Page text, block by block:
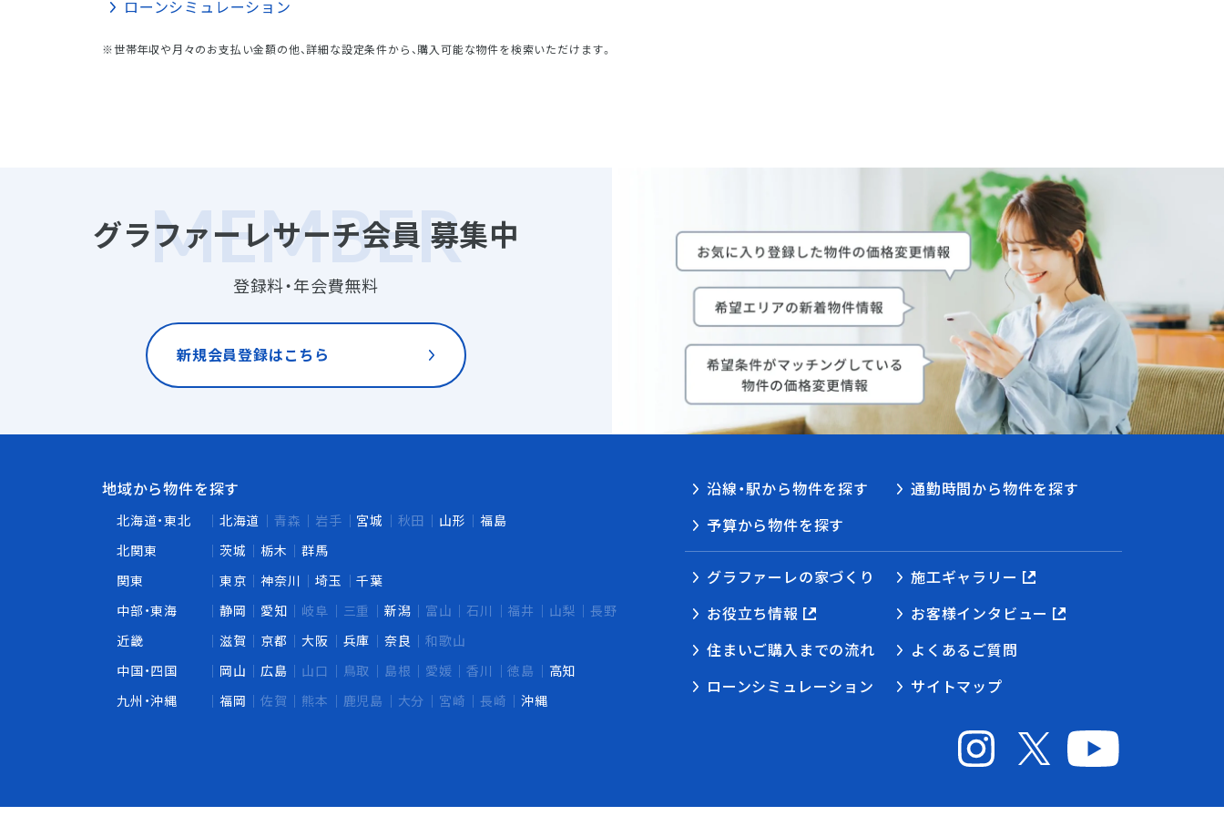
ローンシミュレーション
※世帯年収や月々のお支払い金額の他、詳細な設定条件から、購入可能な物件を検索いただけます。
グラファーレサーチ会員 募集中
登録料・年会費無料
新規会員登録はこちら
地域から物件を探す
北海道・東北 北海道 青森 岩手 宮城 秋田 山形
福島
北関東
茨城 栃木
群馬
関東
東京 神奈川 埼玉
千葉
中部・東海
静岡 愛知 岐阜 三重 新潟 富山 石川 福井 山梨
長野
近畿
滋賀 京都 大阪 兵庫 奈良
和歌山
中国・四国
岡山 広島 山口 鳥取 島根 愛媛 香川 徳島
高知
九州・沖縄
福岡 佐賀 熊本 鹿児島 大分 宮崎 長崎 沖縄
沿線・駅から物件を探す
通勤時間から物件を探す
予算から物件を探す
グラファーレの家づくり
施工ギャラリー
お役立ち情報
お客様インタビュー
住まいご購入までの流れ
よくあるご質問
ローンシミュレーション
サイトマップ